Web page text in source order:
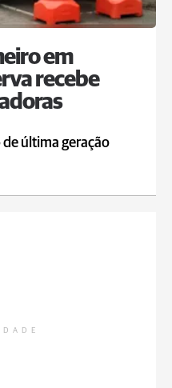
em
recebe
última geração